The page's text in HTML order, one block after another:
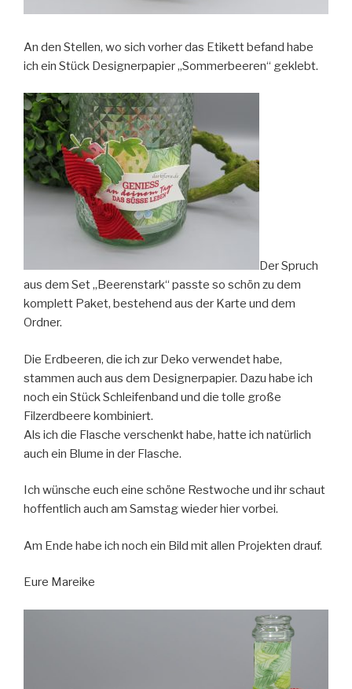
An den Stellen, wo sich vorher das Etikett befand habe
ich ein Stück Designerpapier „Sommerbeeren“ geklebt.
Der Spruch
aus dem Set „Beerenstark“ passte so schön zu dem
komplett Paket, bestehend aus der Karte und dem
Ordner.
Die Erdbeeren, die ich zur Deko verwendet habe,
stammen auch aus dem Designerpapier. Dazu habe ich
noch ein Stück Schleifenband und die tolle große
Filzerdbeere kombiniert.
Als ich die Flasche verschenkt habe, hatte ich natürlich
auch ein Blume in der Flasche.
Ich wünsche euch eine schöne Restwoche und ihr schaut
hoffentlich auch am Samstag wieder hier vorbei.
Am Ende habe ich noch ein Bild mit allen Projekten drauf.
Eure Mareike